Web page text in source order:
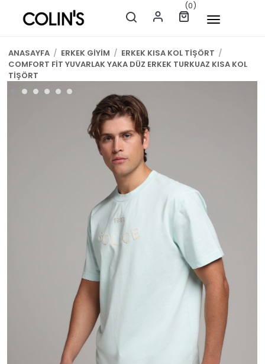
(0)
ANASAYFA / ERKEK GİYİM / ERKEK KISA KOL TİŞÖRT /
COMFORT FİT YUVARLAK YAKA DÜZ ERKEK TURKUAZ KISA KOL
TİŞÖRT